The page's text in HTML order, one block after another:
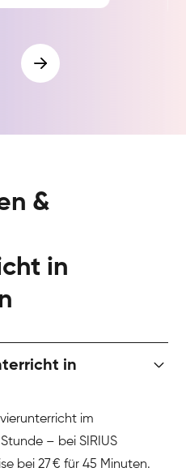
&
in
in
im
– bei SIRIUS
bei 27 € für 45 Minuten.